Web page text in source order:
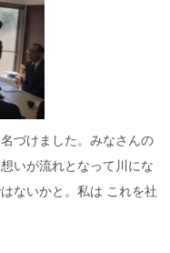
づけました。みなさんの
いが流れとなって川にな
ないかと。私は これを社